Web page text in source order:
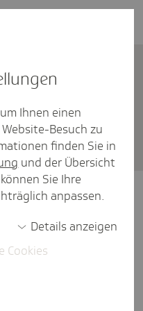
Kontakt
Meldeportal
seit 4. Oktober
ab. Es ist eine
Ihrer
und
Ihnen einen
Besuch zu
finden Sie in
und der Übersicht
Sie Ihre
anpassen.
Details anzeigen
Cookies